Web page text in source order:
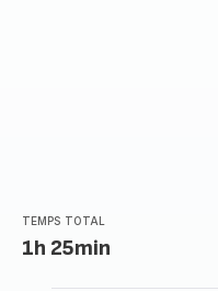
TEMPS TOTAL
1h 25min